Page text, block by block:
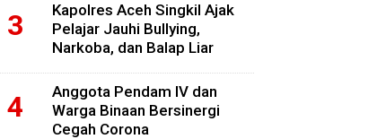
Kapolres Aceh Singkil Ajak
Pelajar Jauhi Bullying,
Narkoba, dan Balap Liar
Anggota Pendam IV dan
Warga Binaan Bersinergi
Cegah Corona